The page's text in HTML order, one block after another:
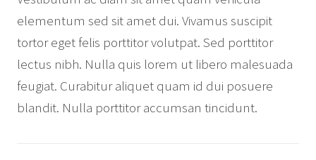
elementum sed sit amet dui. Vivamus suscipit
tortor eget felis porttitor volutpat. Sed porttitor
lectus nibh. Nulla quis lorem ut libero malesuada
feugiat. Curabitur aliquet quam id dui posuere
blandit. Nulla porttitor accumsan tincidunt.